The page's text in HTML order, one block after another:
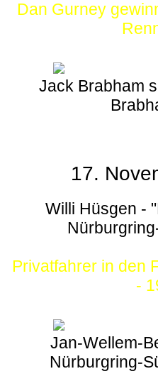
Dan Gurney
Jack Brabham
17.
Willi Hüsgen -
Privatfahrer in den
-
Jan-Wellem-
Nürburgring-